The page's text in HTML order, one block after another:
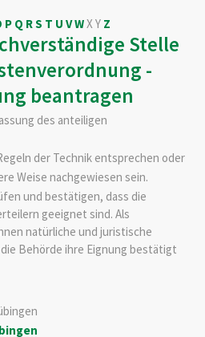
P Q RS T U VWXY Z
Stelle
-
beantragen
des anteiligen
der Technik entsprechen oder
Weise nachgewiesen sein.
und bestätigen, dass die
geeignet sind. Als
natürliche und juristische
Behörde ihre Eignung bestätigt